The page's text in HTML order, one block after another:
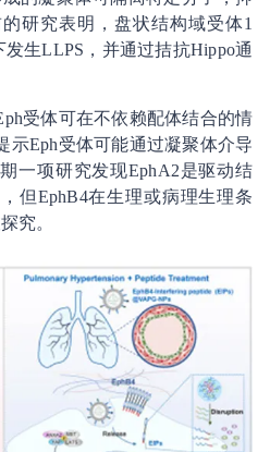
研究表明，盘状结构域受体1
发生LLPS，并通过拮抗Hippo通
受体可在不依赖配体结合的情
示Eph受体可能通过凝聚体介导
一项研究发现EphA2是驱动结
但EphB4在生理或病理生理条
究。